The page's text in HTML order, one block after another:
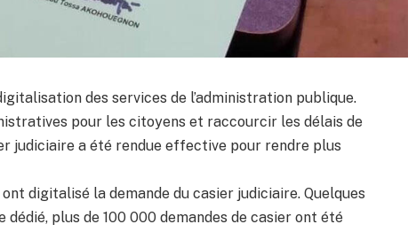
des services de l’administration publique.
pour les citoyens et raccourcir les délais de
judiciaire a été rendue effective pour rendre plus
digitalisé la demande du casier judiciaire. Quelques
plus de 100 000 demandes de casier ont été